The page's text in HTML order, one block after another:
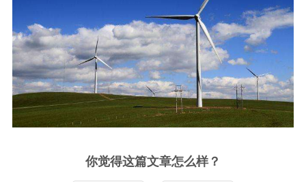
你觉得这篇文章怎么样？